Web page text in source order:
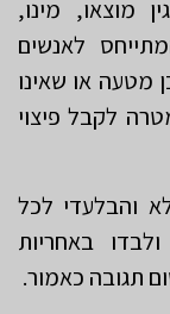
מוצאו, מינו,
לאנשים
מטעה או שאינו
לקבל פיצוי
והבלעדי לכל
באחריות
תגובה כאמור.